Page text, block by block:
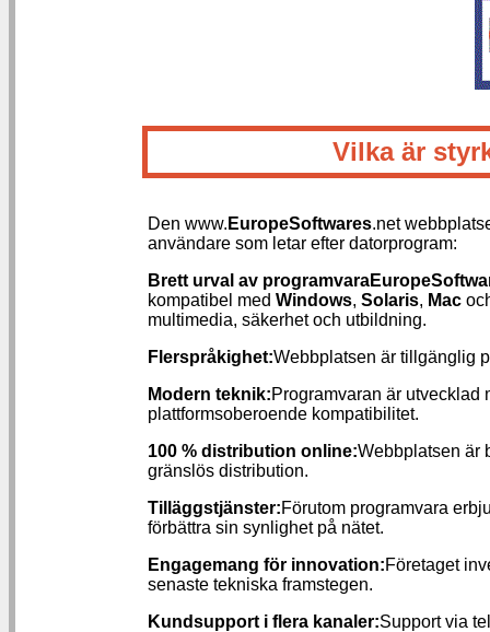
Vilka är
Den www. EuropeSoftwares.net
användare som letar efter datorprogram:
Brett urval av programvara
kompatibel med Windows, Solaris, Mac
multimedia, säkerhet och utbildning.
Flerspråkighet:Webbplatsen är tillgänglig
Modern teknik:Programvaran är
plattformsoberoende kompatibilitet.
100 % distribution online:Webbplatsen är
gränslös distribution.
Tilläggstjänster:Förutom programvara
förbättra sin synlighet på nätet.
Engagemang för innovation:Företaget
senaste tekniska framstegen.
Kundsupport i flera kanaler:Support via